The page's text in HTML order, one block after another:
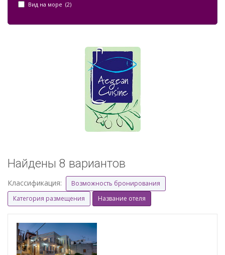
Вид на море (2)
Найдены 8 вариантов
Классификация:
Возможность бронирования
Категория размещения
Название отеля